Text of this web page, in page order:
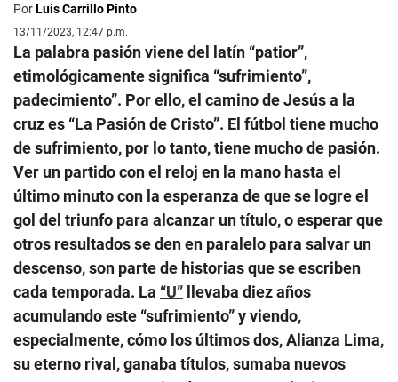
PorLuis Carrillo Pinto
13/11/2023, 12:47 p.m.
La palabra pasión viene del latín “patior”,
etimológicamente significa “sufrimiento”,
padecimiento”. Por ello, el camino de Jesús a la
cruz es “La Pasión de Cristo”. El fútbol tiene mucho
de sufrimiento, por lo tanto, tiene mucho de pasión.
Ver un partido con el reloj en la mano hasta el
último minuto con la esperanza de que se logre el
gol del triunfo para alcanzar un título, o esperar que
otros resultados se den en paralelo para salvar un
descenso, son parte de historias que se escriben
cada temporada. La “U” llevaba diez años
acumulando este “sufrimiento” y viendo,
especialmente, cómo los últimos dos, Alianza Lima,
su eterno rival, ganaba títulos, sumaba nuevos